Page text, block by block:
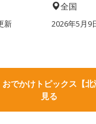
新
全国
2026年5月9
でかけトピックス【
見る